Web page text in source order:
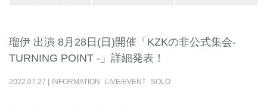
瑠伊 出演 8月28日(日)開催「KZKの非公式集会-
TURNING POINT -」詳細発表！
2022.07.27 INFORMATION LIVE/EVENT SOLO